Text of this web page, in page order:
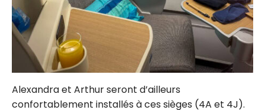
Alexandra et Arthur seront d’ailleurs
confortablement installés à ces sièges (4A et 4J).